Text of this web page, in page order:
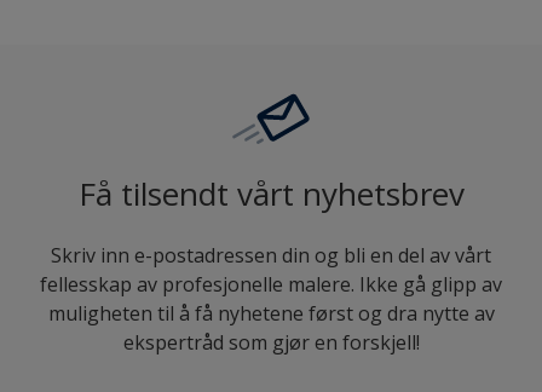
Få tilsendt vårt nyhetsbrev
Skriv inn e-postadressen din og bli en del av vårt
fellesskap av profesjonelle malere. Ikke gå glipp av
muligheten til å få nyhetene først og dra nytte av
ekspertråd som gjør en forskjell!